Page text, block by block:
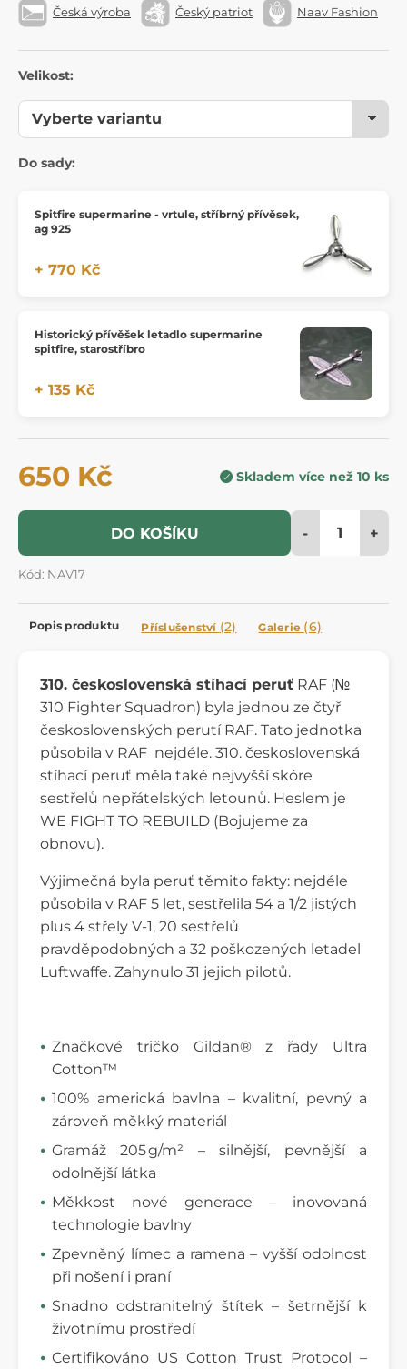
Česká výroba Český patriot Naav Fashion
Velikost:
Do sady:
Spitfire supermarine - vrtule, stříbrný přívěsek,
ag 925
+ 770 Kč
Historický přívěšek letadlo supermarine
spitfire, starostříbro
+ 135 Kč
650 Kč Skladem více než 10 ks
DO KOŠÍKU - +
Kód: NAV17
Popis produktu Příslušenství (2) Galerie (6)
310. československá stíhací peruť RAF (№
310 Fighter Squadron) byla jednou ze čtyř
československých perutí RAF. Tato jednotka
působila v RAF nejdéle. 310. československá
stíhací peruť měla také nejvyšší skóre
sestřelů nepřátelských letounů. Heslem je
WE FIGHT TO REBUILD (Bojujeme za
obnovu).
Výjimečná byla peruť těmito fakty: nejdéle
působila v RAF 5 let, sestřelila 54 a 1/2 jistých
plus 4 střely V-1, 20 sestřelů
pravděpodobných a 32 poškozených letadel
Luftwaffe. Zahynulo 31 jejich pilotů.
Značkové tričko Gildan® z řady Ultra
Cotton™
100% americká bavlna – kvalitní, pevný a
zároveň měkký materiál
Gramáž 205 g/m² – silnější, pevnější a
odolnější látka
Měkkost nové generace – inovovaná
technologie bavlny
Zpevněný límec a ramena – vyšší odolnost
při nošení i praní
Snadno odstranitelný štítek – šetrnější k
životnímu prostředí
Certifikováno US Cotton Trust Protocol –